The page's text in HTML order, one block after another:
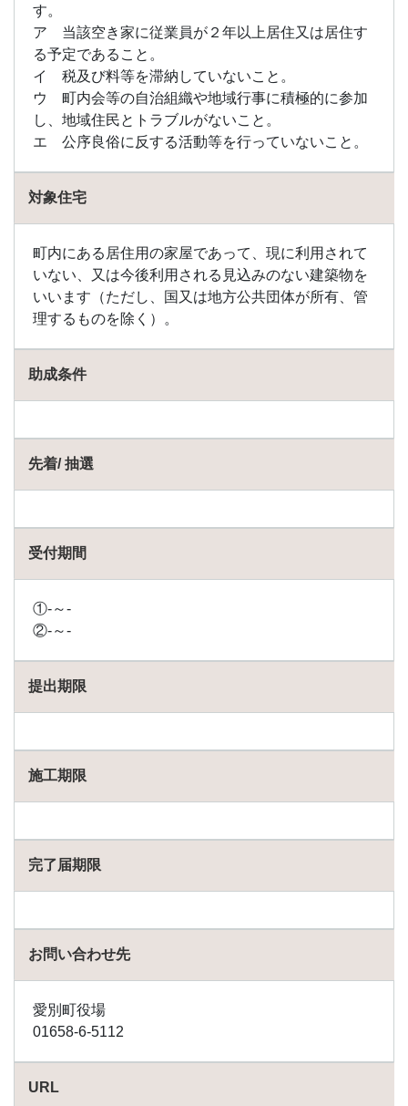
標茶
町の
助成
金
1.71
士別
市の
助成
町の
助成
1.73
町の
助成
島牧
村の
助成
金
町の
村の
金
助成
積丹
町の
金
斜里
町の
助成
1.80
別村
成金
す。
ア 当該空き家に従業員が２年以上居住又は居住す
る予定であること。
イ 税及び料等を滞納していないこと。
ウ 町内会等の自治組織や地域行事に積極的に参加
し、地域住民とトラブルがないこと。
エ 公序良俗に反する活動等を行っていないこと。
対象住宅
町内にある居住用の家屋であって、現に利用されて
いない、又は今後利用される見込みのない建築物を
いいます（ただし、国又は地方公共団体が所有、管
理するものを除く）。
助成条件
先着/ 抽選
受付期間
①-～-
②-～-
提出期限
施工期限
完了届期限
お問い合わせ先
愛別町役場
01658-6-5112
URL